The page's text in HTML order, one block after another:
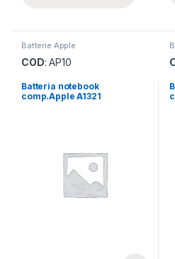
Batterie Apple
COD: AP10
Batteria notebook
comp.Apple A1321